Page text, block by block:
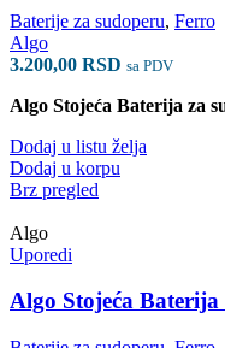
Baterije za sudoperu, Ferro
Algo
3.200,00 RSD sa PDV
Algo Stojeća Baterija za
Dodaj u listu želja
Dodaj u korpu
Brz pregled
Algo
Uporedi
Algo Stojeća